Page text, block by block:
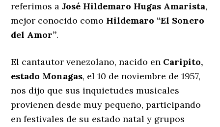
referimos a José Hildemaro Hugas Amarista,
mejor conocido como Hildemaro “El Sonero
del Amor”.
El cantautor venezolano, nacido en Caripito,
estado Monagas, el 10 de noviembre de 1957,
nos dijo que sus inquietudes musicales
provienen desde muy pequeño, participando
en festivales de su estado natal y grupos